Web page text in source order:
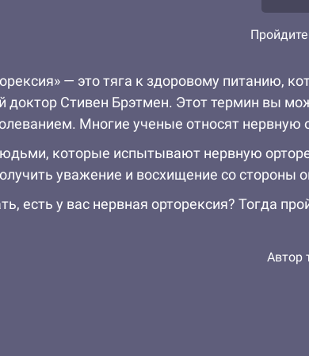
— это тяга к здоровому питанию,
доктор Стивен Брэтмен. Этот термин вы
Многие ученые относят
которые испытывают нервную
уважение и восхищение со стороны
есть у вас нервная орторексия? Тогда
Автор